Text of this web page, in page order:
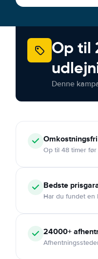
Op til
Denne
Omkostningsfri
Op til 48 timer
Bedste
Har du fundet en
24000+